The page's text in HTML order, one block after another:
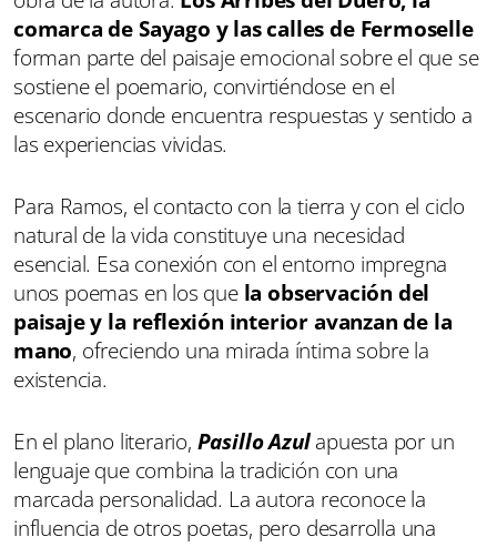
comarca de Sayago y las calles de Fermoselle
forman parte del paisaje emocional sobre el que se
sostiene el poemario, convirtiéndose en el
escenario donde encuentra respuestas y sentido a
las experiencias vividas.
Para Ramos, el contacto con la tierra y con el ciclo
natural de la vida constituye una necesidad
esencial. Esa conexión con el entorno impregna
unos poemas en los que la observación del
paisaje y la reflexión interior avanzan de la
mano, ofreciendo una mirada íntima sobre la
existencia.
En el plano literario, Pasillo Azulapuesta por un
lenguaje que combina la tradición con una
marcada personalidad. La autora reconoce la
influencia de otros poetas, pero desarrolla una